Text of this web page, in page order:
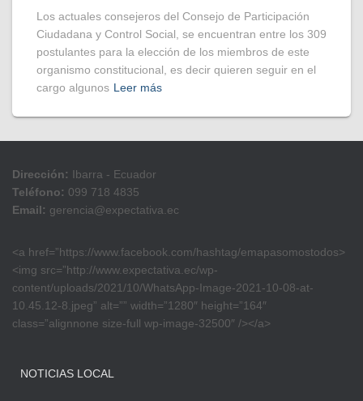
Los actuales consejeros del Consejo de Participación
Ciudadana y Control Social, se encuentran entre los 309
postulantes para la elección de los miembros de este
organismo constitucional, es decir quieren seguir en el
cargo algunos Leer más
Dirección: Ibarra - Ecuador
Teléfono: 099 718 4835
Email: gerencia@expectativa.ec
<a href=”https://www.facebook.com/hashtag/emapasomostodos>
<img src=”http://www.expectativa.ec/wp-
content/uploads/2021/10/WhatsApp-Image-2021-10-08-at-
10.45.12-8.jpeg” alt=”” width=”1280″ height=”164″
class=”alignnone size-full wp-image-32500″ /></a>
NOTICIAS LOCAL